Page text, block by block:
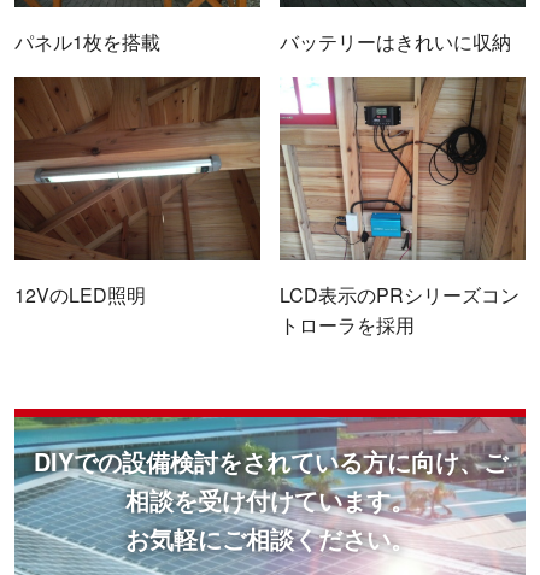
パネル1枚を搭載 バッテリーはきれいに収納
12VのLED照明
LCD表示のPRシリーズコン
トローラを採用
DIYでの設備検討をされている方に向け、ご
相談を受け付けています。
お気軽にご相談ください。